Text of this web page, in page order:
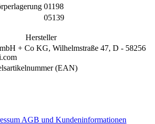
01198
05139
Hersteller
+ Co KG, Wilhelmstraße 47, D - 58256
(EAN)
AGB und Kundeninformationen